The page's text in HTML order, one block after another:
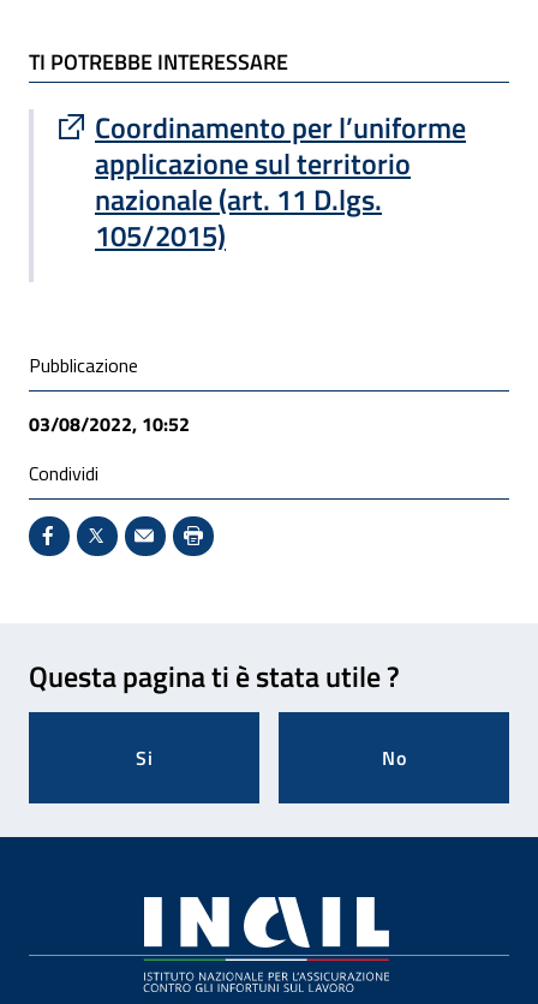
TI POTREBBE INTERESSARE
TI POTREBBE INTERESSARE
Coordinamento per l’uniforme
applicazione sul territorio
nazionale (art. 11 D.lgs.
105/2015)
Sito esterno : apre una nuova finestra
Condivisione social
Pubblicazione
03/08/2022, 10:52
Condividi
Condividi su Facebook - Sito esterno - Apertura in
X - Sito esterno - Apertura in nuova finestra
Invio Mail: apre il programma di posta
Stampa pagina: scelta meno
Questa pagina ti è stata utile ?
Si No